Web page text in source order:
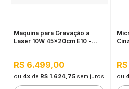
Maquina para Gravação a
Laser 10W 45x20cm E10 -
R$ 6.499,00
ou 4xde R$ 1.624,75 sem juros ou